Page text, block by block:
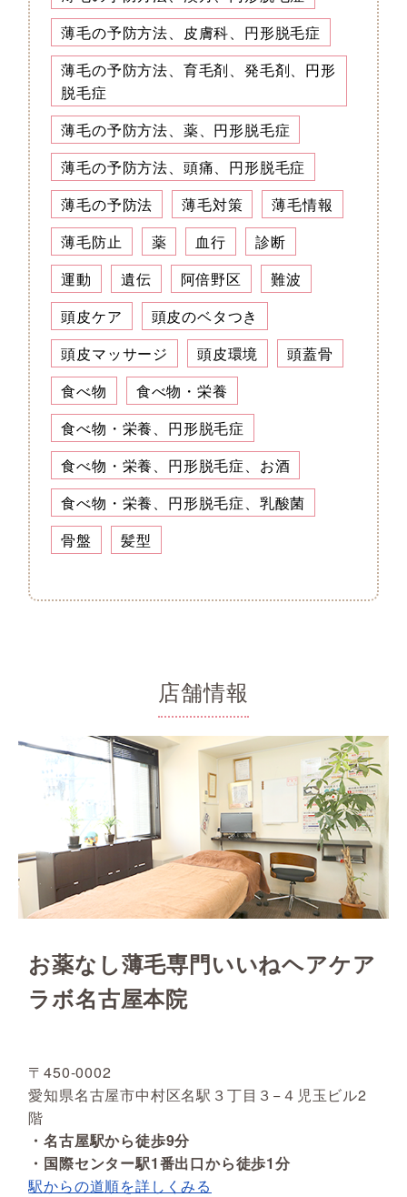
薄毛の予防方法、皮膚科、円形脱毛症
薄毛の予防方法、育毛剤、発毛剤、円形
脱毛症
薄毛の予防方法、薬、円形脱毛症
薄毛の予防方法、頭痛、円形脱毛症
薄毛の予防法
薄毛対策
薄毛情報
薄毛防止
薬 血行
診断
運動
遺伝 阿倍野区
難波
頭皮ケア
頭皮のベタつき
頭皮マッサージ
頭皮環境
頭蓋骨
食べ物
食べ物・栄養
食べ物・栄養、円形脱毛症
食べ物・栄養、円形脱毛症、お酒
食べ物・栄養、円形脱毛症、乳酸菌
骨盤
髪型
店舗情報
お薬なし薄毛専門いいねヘアケア
ラボ名古屋本院
〒450-0002
愛知県名古屋市中村区名駅３丁目３−４児玉ビル2
階
・名古屋駅から徒歩9分
・国際センター駅1番出口から徒歩1分
駅からの道順を詳しくみる